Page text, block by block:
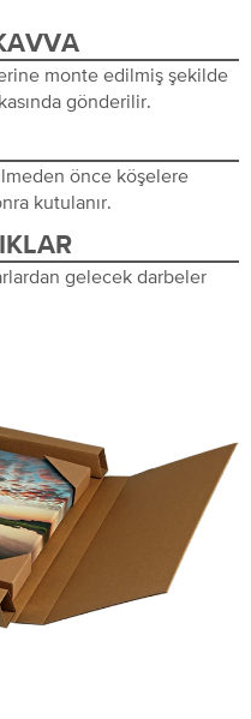
monte edilmiş şekilde
gönderilir.
önce köşelere
kutulanır.
gelecek darbeler